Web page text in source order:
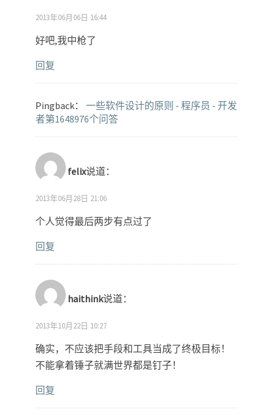
2013年06月06日 16:44
好吧,我中枪了
回复
Pingback： 一些软件设计的原则 - 程序员 - 开发
者第1648976个问答
felix说道：
2013年06月28日 21:06
个人觉得最后两步有点过了
回复
haithink说道：
2013年10月22日 10:27
确实，不应该把手段和工具当成了终极目标！
不能拿着锤子就满世界都是钉子！
回复